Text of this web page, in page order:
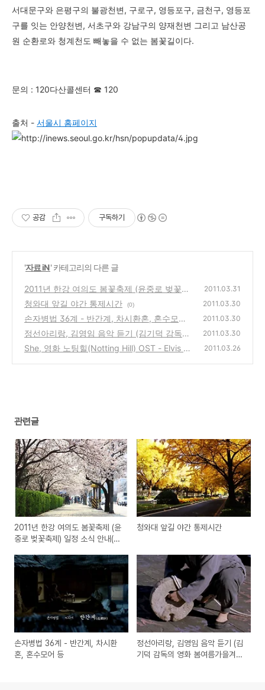
서대문구와 은평구의 불광천변, 구로구, 영등포구, 금천구, 영등포
구를 잇는 안양천변, 서초구와 강남구의 양재천변 그리고 남산공
원 순환로와 청계천도 빼놓을 수 없는 봄꽃길이다.
문의 : 120다산콜센터 ☎ 120
출처 - 서울시 홈페이지
공감 구독하기
'자료 iN' 카테고리의 다른 글
2011년 한강 여의도 봄꽃축제 (윤중로 벚꽃축
제) 일정 소식 안내(주차, 교통편, 위치 등)
2011.03.31
청와대 앞길 야간 통제시간 (0) 2011.03.30
손자병법 36계 - 반간계, 차시환혼, 혼수모어
등
(0)
2011.03.30
정선아리랑, 김영임 음악 듣기 (김기덕 감독의
영화 봄여름가을겨울 그리고 봄, OST 노래)
2011.03.30
She, 영화 노팅힐(Notting Hill) OST - Elvis C
2011.03.26
관련글
2011년 한강 여의도 봄꽃축제 (윤
중로 벚꽃축제) 일정 소식 안내(주
청와대 앞길 야간 통제시간
손자병법 36계 - 반간계, 차시환
혼, 혼수모어 등
정선아리랑, 김영임 음악 듣기 (김
기덕 감독의 영화 봄여름가을겨울